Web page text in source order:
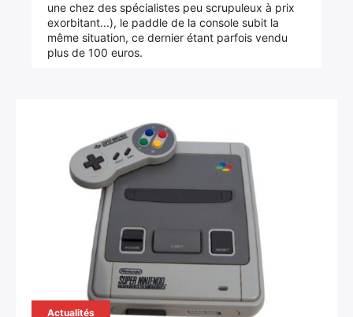
une chez des spécialistes peu scrupuleux à prix
exorbitant...), le paddle de la console subit la
même situation, ce dernier étant parfois vendu
plus de 100 euros.
Actualités